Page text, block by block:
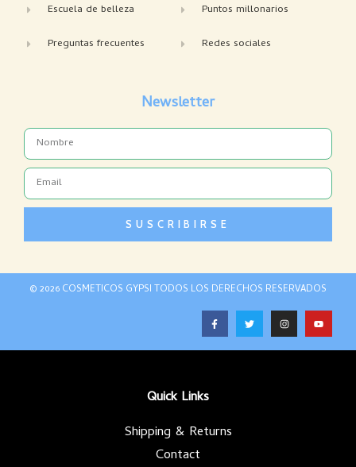
Escuela de belleza
Preguntas frecuentes
Puntos millonarios
Redes sociales
Newsletter
Name
Email
SUSCRIBIRSE
© 2026 COSMETICOS GYPSI TODOS LOS DERECHOS RESERVADOS
F
a
c
b
T
w
i
t
I
n
s
a
Y
o
u
u
Quick Links
Shipping & Returns
Contact